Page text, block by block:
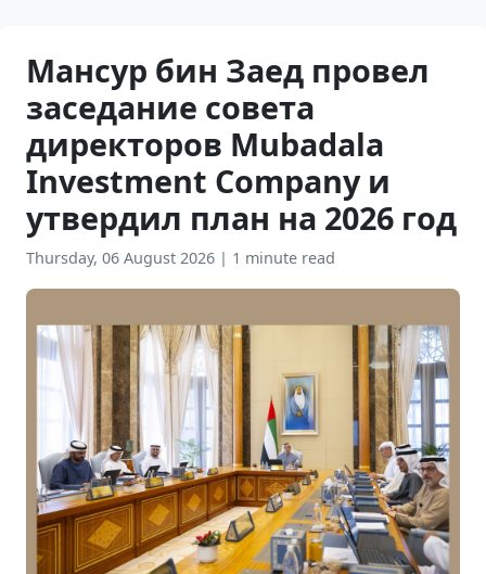
Мансур бин Заед провел
заседание совета
директоров Mubadala
Investment Company и
утвердил план на 2026 год
Thursday, 06 August 2026 | 1 minute read